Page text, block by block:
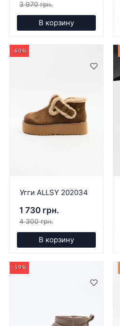
3 970 грн.
В корзину
-60%
Угги ALLSY 202034
1 730 грн.
4 300 грн.
В корзину
-59%